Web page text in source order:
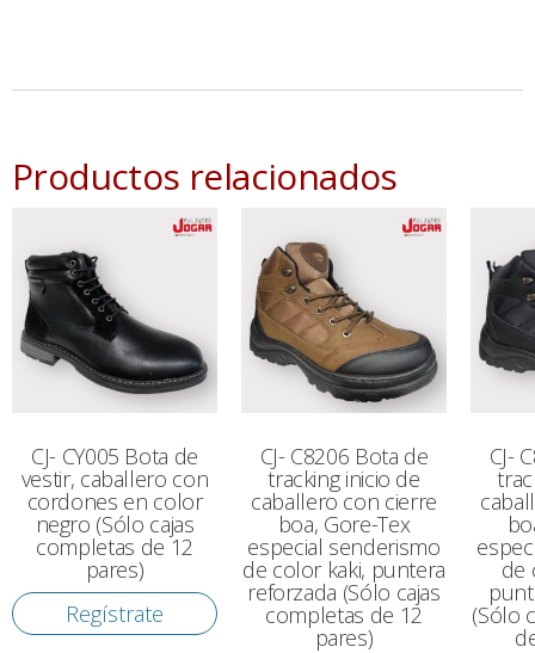
Productos relacionados
CJ- CY005 Bota de
vestir, caballero con
cordones en color
negro (Sólo cajas
completas de 12
pares)
Regístrate
CJ- C8206 Bota de
tracking inicio de
caballero con cierre
boa, Gore-Tex
especial senderismo
de color kaki, puntera
reforzada (Sólo cajas
completas de 12
pares)
CJ-
de
(Sólo